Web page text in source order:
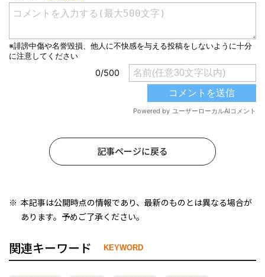
記事ページに戻る
本記事は公開時点の情報であり、最新のものとは異なる場合が
あります。予めご了承ください。
関連キーワード KEYWORD